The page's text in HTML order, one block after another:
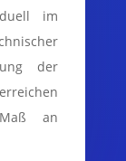
im
der
an